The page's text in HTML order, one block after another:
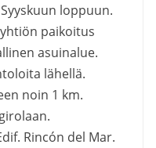
loppuun.
paikoitus
asuinalue.
lähellä.
noin 1 km.
Rincón del Mar.